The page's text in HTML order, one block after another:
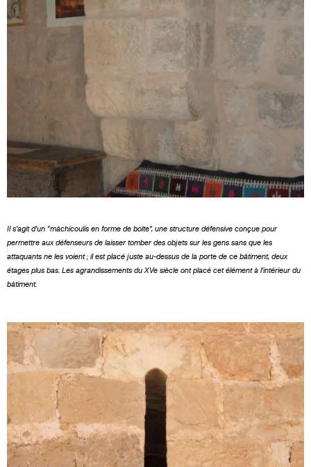
Il s'agit d'un "mâchicoulis en forme de boîte", une structure défensive conçue pour
permettre aux défenseurs de laisser tomber des objets sur les gens sans que les
attaquants ne les voient ; il est placé juste au-dessus de la porte de ce bâtiment, deux
étages plus bas. Les agrandissements du XVe siècle ont placé cet élément à l'intérieur du
bâtiment.